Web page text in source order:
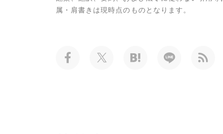
属・肩書きは現時点のものとなります。